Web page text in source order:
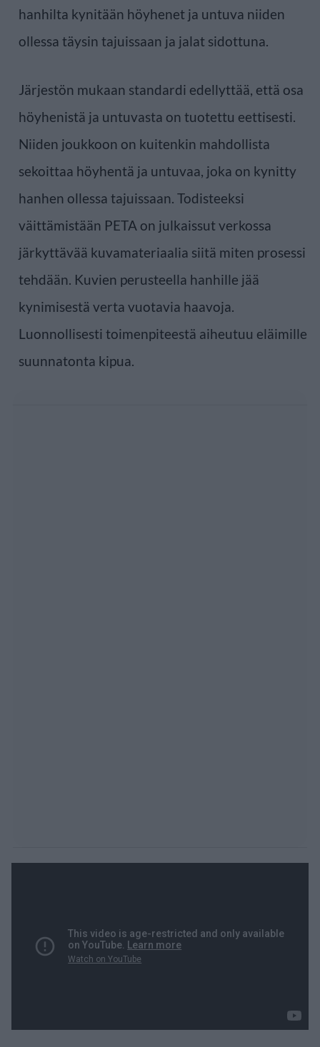
hanhilta kynitään höyhenet ja untuva niiden
ollessa täysin tajuissaan ja jalat sidottuna.
Järjestön mukaan standardi edellyttää, että osa
höyhenistä ja untuvasta on tuotettu eettisesti.
Niiden joukkoon on kuitenkin mahdollista
sekoittaa höyhentä ja untuvaa, joka on kynitty
hanhen ollessa tajuissaan. Todisteeksi
väittämistään PETA on julkaissut verkossa
järkyttävää kuvamateriaalia siitä miten prosessi
tehdään. Kuvien perusteella hanhille jää
kynimisestä verta vuotavia haavoja.
Luonnollisesti toimenpiteestä aiheutuu eläimille
suunnatonta kipua.